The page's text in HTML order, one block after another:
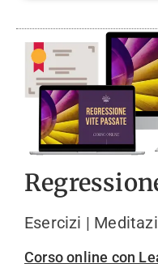
Esercizi |
Corso online con